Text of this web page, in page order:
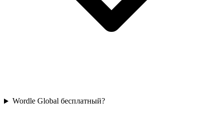
Wordle Global бесплатный?